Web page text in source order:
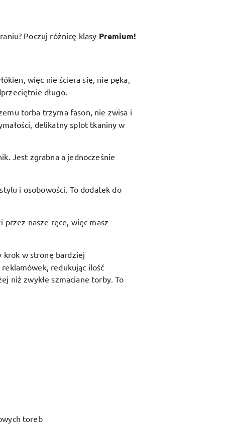
Poczuj różnicę klasy Premium!
więc nie ściera się, nie pęka,
długo.
torba trzyma fason, nie zwisa i
delikatny splot tkaniny w
Jest zgrabna a jednocześnie
i osobowości. To dodatek do
przez nasze ręce, więc masz
krok w stronę bardziej
redukując ilość
niż zwykłe szmaciane torby. To
toreb